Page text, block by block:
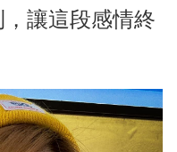
讓這段感情終